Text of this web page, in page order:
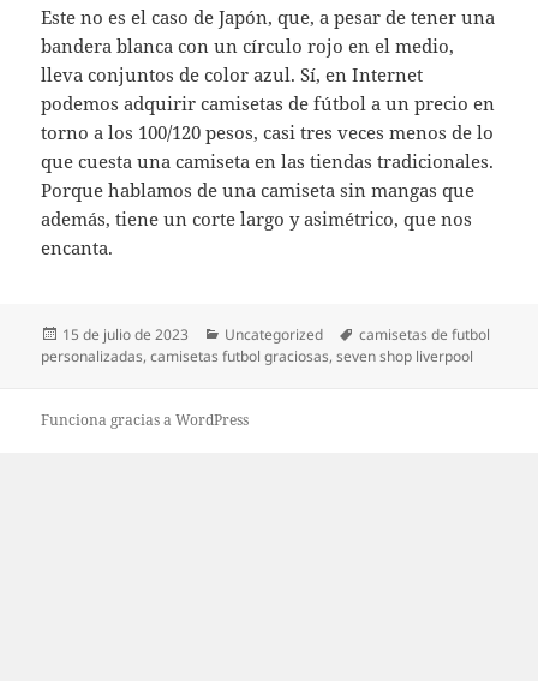
Este no es el caso de Japón, que, a pesar de tener una
bandera blanca con un círculo rojo en el medio,
lleva conjuntos de color azul. Sí, en Internet
podemos adquirir camisetas de fútbol a un precio en
torno a los 100/120 pesos, casi tres veces menos de lo
que cuesta una camiseta en las tiendas tradicionales.
Porque hablamos de una camiseta sin mangas que
además, tiene un corte largo y asimétrico, que nos
encanta.
Publicado
el
15 de julio de 2023 Categorías
Uncategorized Etiquetas
camisetas de futbol
personalizadas,camisetas futbol graciosas,seven shop liverpool
Funciona gracias a WordPress